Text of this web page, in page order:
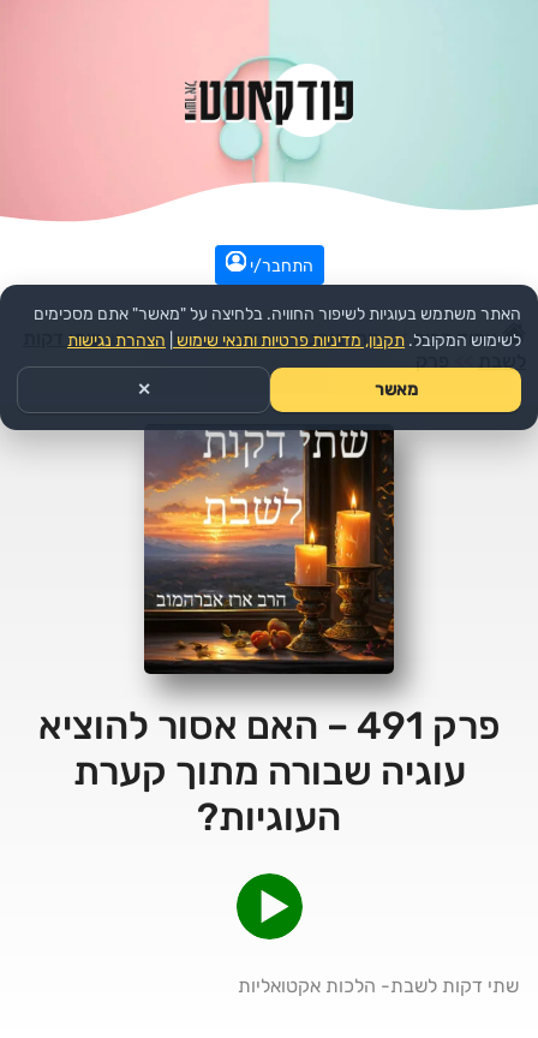
התחבר/י
עמוד הבית >> דת ורוחני >> יהדות >>הפודקאסט: שתי דקות
פרק 491 – האם אסור להוציא
עוגיה שבורה מתוך קערת
העוגיות?
שתי דקות לשבת- הלכות אקטואליות
האתר משתמש בעוגיות לשיפור החוויה. בלחיצה על "מאשר" אתם מסכימים
לשימוש המקובל. תקנון, מדיניות פרטיות ותנאי שימוש הצהרת נגישות
מאשר ✕